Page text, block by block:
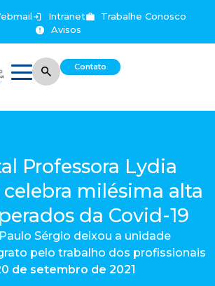
Intranet
Trabalhe Conosco
Avisos
Contato
Professora Lydia
milésima alta
da Covid-19
Sérgio deixou a unidade
pelo trabalho dos profissionais
de setembro de 2021